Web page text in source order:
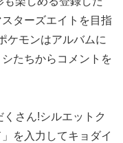
ターズエイトを目指
ケモンはアルバムに
たちからコメントを
さん!シルエットク
を入力してキョダイ